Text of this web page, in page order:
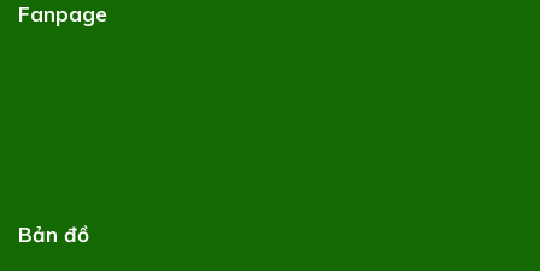
Fanpage
Bản đồ